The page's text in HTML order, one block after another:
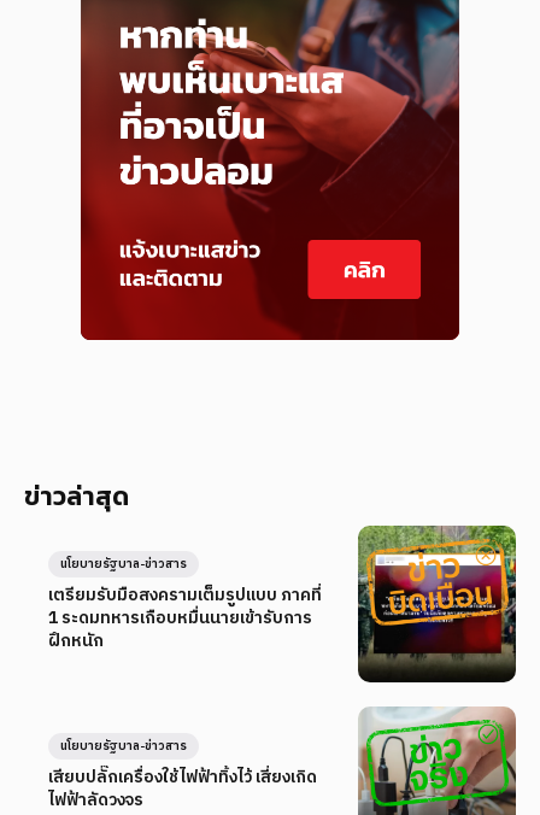
ข่าวล่าสุด
เตรียมรับมือสงครามเต็มรูปแบบ ภาคที่
1 ระดมทหารเกือบหมื่นนายเข้ารับการ
ฝึกหนัก
นโยบายรัฐบาล-ข่าวสาร
เสียบปลั๊กเครื่องใช้ไฟฟ้าทิ้งไว้ เสี่ยงเกิด
ไฟฟ้าลัดวงจร
นโยบายรัฐบาล-ข่าวสาร